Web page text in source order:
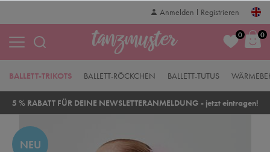
Anmelden Registrieren
0 0
BALLETT-RÖCKCHEN
BALLETT-TRIKOTS BALLETT-TUTUS
5 % RABATT FÜR DEINE NEWSLETTERANMELDUNG - jetzt eintragen!
NEU